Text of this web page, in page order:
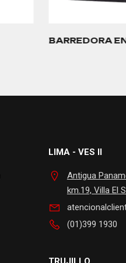
BARREDORA
LIMA - VES II
Antigua
km.19, Villa El
(01)399 1930